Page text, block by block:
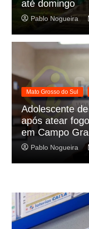
até domingo
Pablo Nogueira
Mato Grosso do Sul
Adolescente
após atear
em Campo
Pablo Nogueira